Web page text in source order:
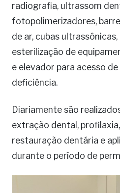
radiografia, ultrassom
fotopolimerizadores,
de ar, cubas
esterilização de
e elevador para acesso
deficiência.
Diariamente são
extração dental,
restauração dentária e
durante o período de